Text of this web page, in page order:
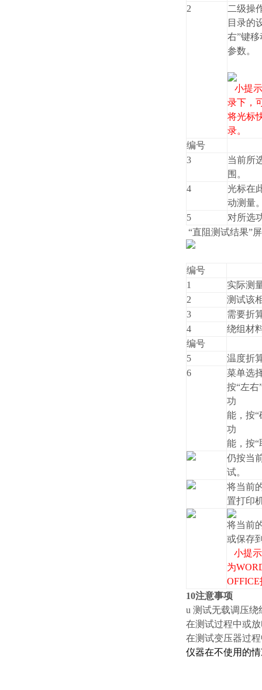
2
二级操
目录的
右”键
参数。
小提
录下，
将光标
录。
编号
3
当前所
围。
4
光标在
动测量
5
对所选
“直阻测试结果”
编号
1
实际测
2
测试该
3
需要折
4
绕组材
编号
5
温度折
6
菜单选
按“左右
功
能，按“
功
能，按“
仍按当
试。
将当前
置打印
将当前
或保存
小提
为
10注意事项
u 测试无载调压
在测试过程中或
在测试变压器过
仪器在不使用的